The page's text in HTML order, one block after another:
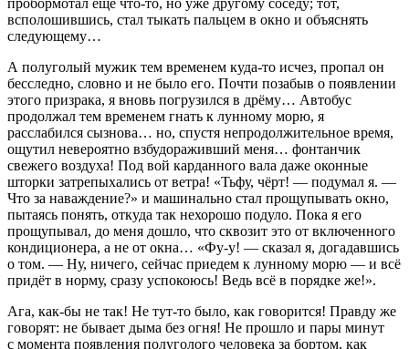
пробормотал ещё что-то, но уже другому соседу; тот,
всполошившись, стал тыкать пальцем в окно и объяснять
следующему…
А полуголый мужик тем временем куда-то исчез, пропал он
бесследно, словно и не было его. Почти позабыв о появлении
этого призрака, я вновь погрузился в дрёму… Автобус
продолжал тем временем гнать к лунному морю, я
расслабился сызнова… но, спустя непродолжительное время,
ощутил невероятно взбудораживший меня… фонтанчик
свежего воздуха! Под вой карданного вала даже оконные
шторки затрепыхались от ветра! «Тьфу, чёрт! — подумал я. —
Что за наваждение?» и машинально стал прощупывать окно,
пытаясь понять, откуда так нехорошо подуло. Пока я его
прощупывал, до меня дошло, что сквозит это от включенного
кондиционера, а не от окна… «Фу-у! — сказал я, догадавшись
о том. — Ну, ничего, сейчас приедем к лунному морю — и всё
придёт в норму, сразу успокоюсь! Ведь всё в порядке же!».
Ага, как-бы не так! Не тут-то было, как говорится! Правду же
говорят: не бывает дыма без огня! Не прошло и пары минут
с момента появления полуголого человека за бортом, как